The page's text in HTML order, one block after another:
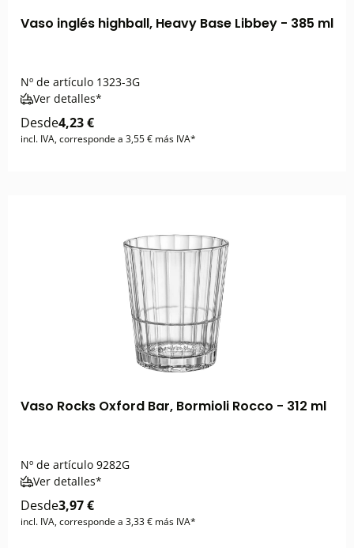
Vaso inglés highball, Heavy Base Libbey - 385 ml
Nº de artículo 1323-3G
Ver detalles*
Desde4,23 €
incl. IVA, corresponde a 3,55 € más IVA*
Vaso Rocks Oxford Bar, Bormioli Rocco - 312 ml
Nº de artículo 9282G
Ver detalles*
Desde3,97 €
incl. IVA, corresponde a 3,33 € más IVA*